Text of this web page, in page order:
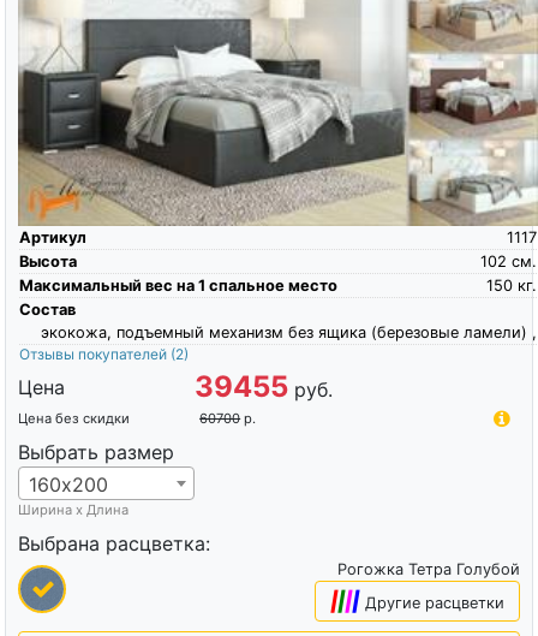
Артикул
1117
Высота
см.
102
Максимальный вес на 1 спальное место
кг.
150
Состав
экокожа, подъемный механизм без ящика (березовые ламели) ,
Отзывы покупателей (2)
Цена 39455 руб.
Цена без скидки 60700 р.
Выбрать размер
160х200
Ширина х Длина
Выбрана расцветка:
Рогожка Тетра Голубой
|||| Другие расцветки